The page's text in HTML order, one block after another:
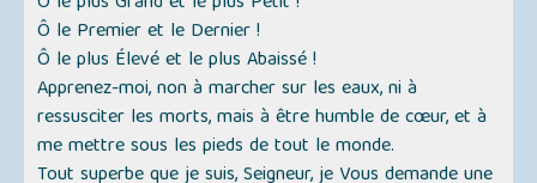
Ô le Premier et le Dernier !
Ô le plus Élevé et le plus Abaissé !
Apprenez-moi, non à marcher sur les eaux, ni à
ressusciter les morts, mais à être humble de cœur, et à
me mettre sous les pieds de tout le monde.
Tout superbe que je suis, Seigneur, je Vous demande une